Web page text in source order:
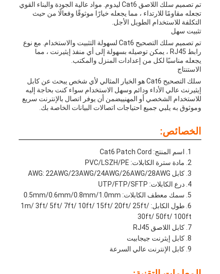
تم تصميم سلك اللاصق Cat6 ليدوم. مواد عالية الجودة والبناء القوي
تجعله مقاومًا للارتداء ، مما يجعله خيارًا موثوقًا وفعالًا من حيث
التكلفة للاستخدام الطويل الأجل.
تثبيت سهل
تم تصميم سلك التصحيح Cat6 لسهولة التثبيت والاستخدام. مع نوع
رابط RJ45 ، يمكن توصيله بسهولة إلى أي منفذ إيثيرنت ، مما
يجعله مناسبًا لكل من إعدادات المنزل والمكتب.
الاستنتاج
سلك التصحيح Cat6 هو الخيار المثالي لأي شخص يبحث عن كابل
إيثيرنث عالي الأداء ودائم وسهل الاستخدام سواء كنت بحاجة إليه
للاستخدام الشخصي أو المهنييضمن أن يوفر اتصال بالإنترنت سريع
وموثوق به يلبي جميع احتياجات اتصالات البيانات الخاصة بك.
الخصائص:
اسم المنتج: Cat6 Patch Cord
مادة سترة الكابلات: PVC/LSZH/PE
كابل AWG: 22AWG/23AWG/24AWG/26AWG/28AWG
درع الكابلات: UTP/FTP/SFTP
سمك معطف الكابلات: 0.5mm/0.6mm/0.8mm/1.0mm
طول الكابل: 1m/ 3ft/ 5ft/ 7ft/ 10ft/ 15ft/ 20ft/ 25ft/
30ft/ 50ft/ 100ft
كابل اللاصق RJ45
كابل إيثرنت جيجابيت
كابل الإنترنت عالي السرعة